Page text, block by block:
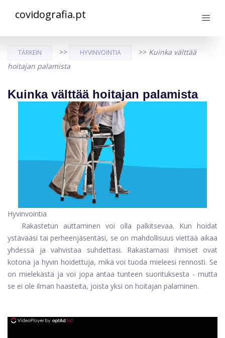
covidografia.pt
TÄRKEIN >> HYVINVOINTIA >> Kuinka välttää
hoitajan palamista
Kuinka välttää hoitajan palamista
Hyvinvointia
Rakastetun auttaminen voi olla palkitsevaa. Kun hoidat
ystävääsi tai perheenjäsentäsi, se on mahdollisuus viettää aikaa
yhdessä ja vahvistaa suhdettasi. Rakastamasi ihmiset ovat
kotona ja hyvin hoidettuja, mikä voi tuoda mieleesi rennosti. Se
on mielekästä ja voi jopa antaa tunteen suorituksesta - mutta
se ei ole ilman haasteita, joista yksi on hoitajan palaminen.